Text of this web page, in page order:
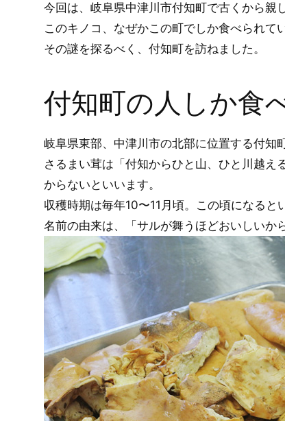
今回は、岐阜県中津川市付知町で古くから親
このキノコ、なぜかこの町でしか食べられて
その謎を探るべく、付知町を訪ねました。
付知町の人しか食
岐阜県東部、中津川市の北部に位置する付知
さるまい茸は「付知からひと山、ひと川越
からないといいます。
収穫時期は毎年10〜11月頃。この頃になると
名前の由来は、「サルが舞うほどおいしいか